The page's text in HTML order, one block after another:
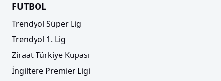
FUTBOL
Trendyol Süper Lig
Trendyol 1. Lig
Ziraat Türkiye Kupası
İngiltere Premier Ligi